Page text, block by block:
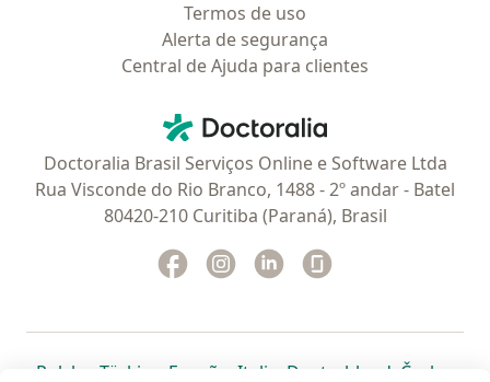
Termos de uso
Alerta de segurança
Central de Ajuda para clientes
Doctoralia - Homepage
Doctoralia Brasil Serviços Online e Software Ltda
Rua Visconde do Rio Branco, 1488 - 2º andar - Batel
80420-210 Curitiba (Paraná), Brasil
Facebook
abre num novo separador
Instagram
abre num novo separador
Linkedin
abre num novo
Polska abre num novo separador
Türkiye abre num novo separador
España abre num novo separador
Italia abre num novo
Deutschlandabre num
Česko